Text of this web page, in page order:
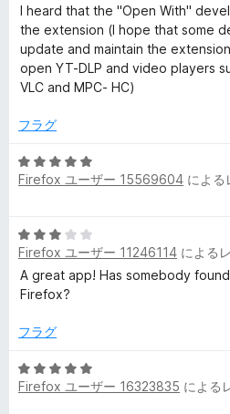
の
評
価
階
中
5
の
評
I heard that the "Open With"
the extension (I hope that some
update and maintain the
open YT-DLP and video players
VLC and MPC- HC)
フラグ
5
段
5
の
評
価
Firefox ユーザー 15569604 による
5
段
階
中
の
価
Firefox ユーザー 11246114 による
A great app! Has somebody
Firefox?
フラグ
5
段
Firefox ユーザー 16323835 による